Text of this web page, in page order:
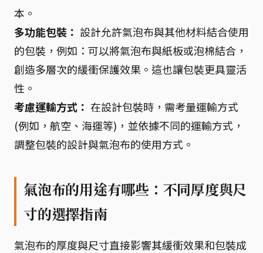
本。
多功能包裝： 設計允許氣泡布與其他材料結合使用
的包裝，例如：可以將氣泡布與紙板或泡棉結合，
創造多層次的緩衝保護效果。這也讓包裝更具靈活
性。
考慮運輸方式： 在設計包裝時，需考量運輸方式
(例如，航空、海運等)，並依據不同的運輸方式，
調整包裝的設計與氣泡布的使用方式。
氣泡布的用途有哪些：不同厚度與尺
寸的選擇指南
氣泡布的厚度與尺寸直接影響其緩衝效果和包裝成